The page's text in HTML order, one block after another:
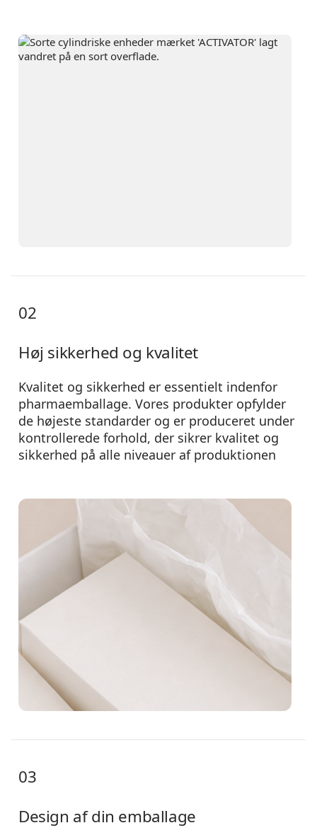
02
Høj sikkerhed og kvalitet
Kvalitet og sikkerhed er essentielt indenfor
pharmaemballage. Vores produkter opfylder
de højeste standarder og er produceret under
kontrollerede forhold, der sikrer kvalitet og
sikkerhed på alle niveauer af produktionen
03
Design af din emballage